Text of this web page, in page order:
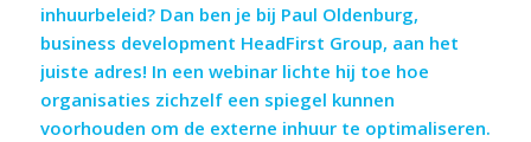
inhuurbeleid? Dan ben je bij Paul Oldenburg,
business development HeadFirst Group, aan het
juiste adres! In een webinar lichte hij toe hoe
organisaties zichzelf een spiegel kunnen
voorhouden om de externe inhuur te optimaliseren.